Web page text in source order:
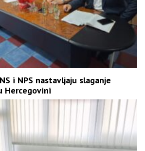
i NPS nastavljaju slaganje
Hercegovini